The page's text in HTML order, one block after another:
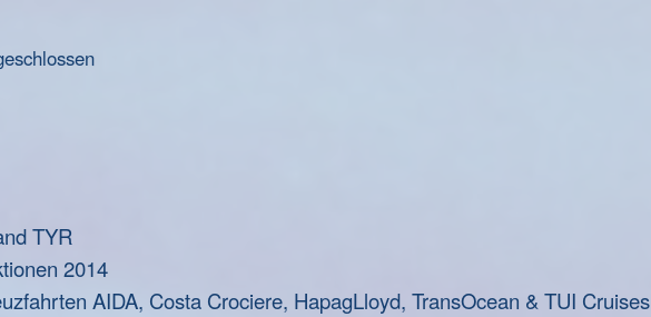
TYR
2014
AIDA, Costa Crociere, HapagLloyd, TransOcean & TUI Cruises